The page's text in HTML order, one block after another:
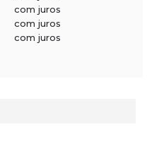
com juros
com juros
com juros